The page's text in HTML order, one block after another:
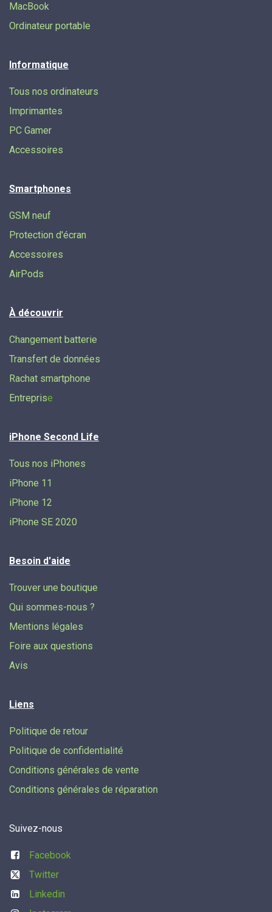
MacBook
Ordinateur portable
Informatique
Tous nos ordinateurs
Imprimantes
PC Gamer
Accessoires
Smartphones
GSM neuf
Protection d'écran
Accessoires
AirPods
À découvrir
Changement batterie
Transfert de données​
Rachat smartphone
Entreprise
iPhone Second Life
Tous nos iPhones
iPhone 11
iPhone 12
iPhone SE 2020
Besoin d'aide
Trouver une boutique
Qui sommes-nous ?
Mentions légales
Foire aux questions
Avis
Liens
Politique de retour
Politique de confidentialité
Conditions générales de vente
Conditions générales de réparation
Suivez-nous
Facebook
Twitter
Linkedin